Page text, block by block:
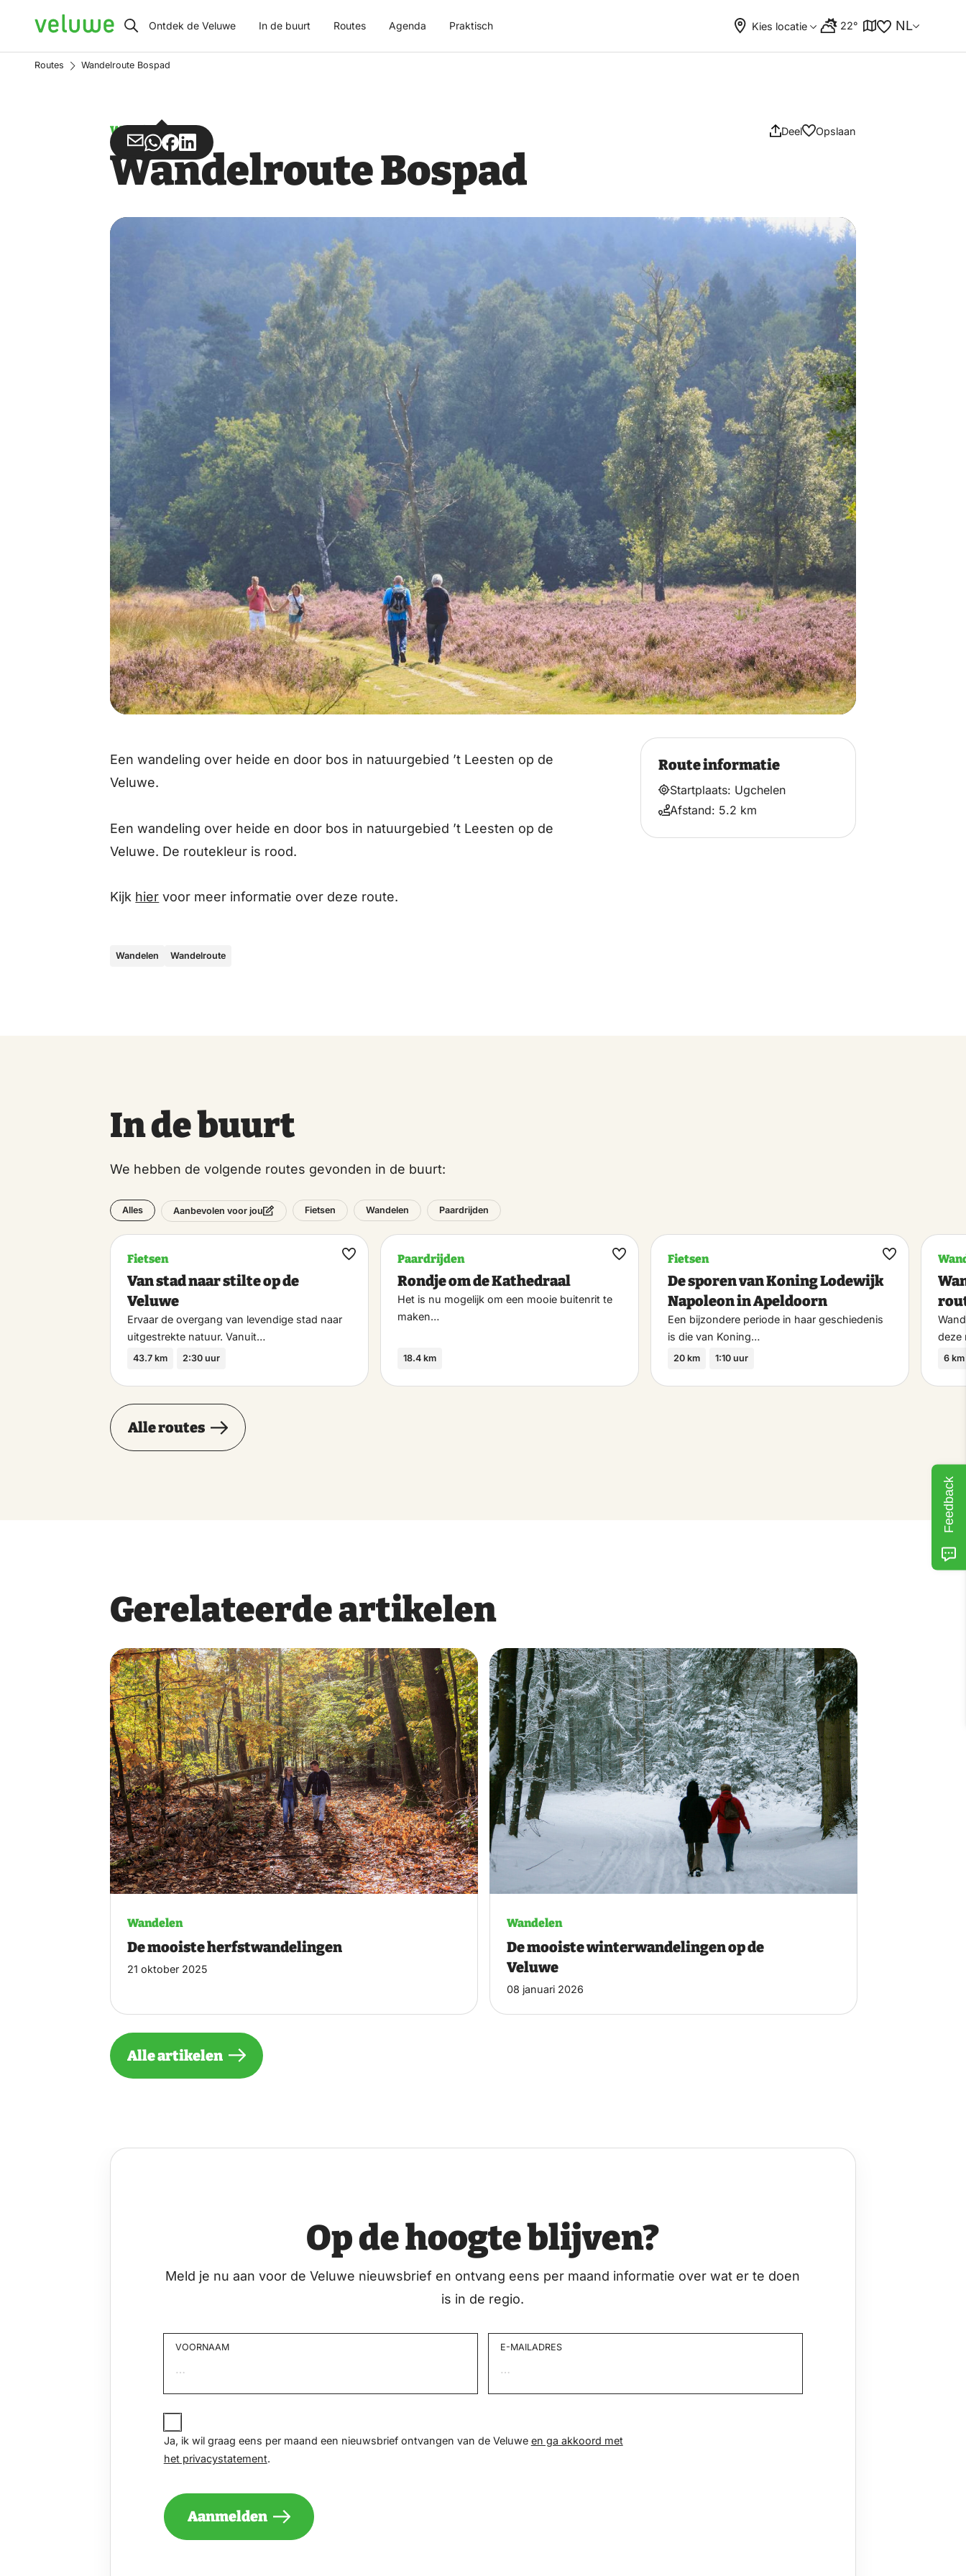
Veluwe Ontdek de Veluwe In de buurt Routes Agenda Praktisch Kies locatie 22° NL
Routes Wandelroute Bospad
Wandelen Deel
Deel
via
Deel
via
Deel
op
Deel
op
Opslaan
Wandelroute Bospad
Een wandeling over heide en door bos in natuurgebied ’t Leesten op de
Veluwe.
Een wandeling over heide en door bos in natuurgebied ’t Leesten op de
Veluwe. De routekleur is rood.
Kijk hier voor meer informatie over deze route.
Wandelen Wandelroute
Route informatie
Startplaats: Ugchelen
Afstand: 5.2 km
In de buurt
We hebben de volgende routes gevonden in de buurt:
Alles Aanbevolen voor jou Fietsen Wandelen Paardrijden
Fietsen
Van stad naar stilte op de
Veluwe
Ervaar de overgang van levendige stad naar
uitgestrekte natuur. Vanuit…
43.7 km 2:30 uur
Maak
Paardrijden
Rondje om de Kathedraal
Het is nu mogelijk om een mooie buitenrit te
maken…
18.4 km
Maak
Fietsen
De sporen van Koning Lodewijk
Napoleon in Apeldoorn
Een bijzondere periode in haar geschiedenis
is die van Koning…
20 km 1:10 uur
Maak
deze
6 km
Alle routes
Gerelateerde artikelen
Wandelen
De mooiste herfstwandelingen
21 oktober 2025
Wandelen
De mooiste winterwandelingen op de
Veluwe
08 januari 2026
Alle artikelen
Op de hoogte blijven?
Meld je nu aan voor de Veluwe nieuwsbrief en ontvang eens per maand informatie over wat er te doen
is in de regio.
VOORNAAM E-MAILADRES
JA,
IK
WIL
GRAAG
PER
MAAND
NIEUWSBRIEF
Ja, ik wil graag eens per maand een nieuwsbrief ontvangen van de Veluwe en ga akkoord met
het privacystatement.
Aanmelden
Feedback